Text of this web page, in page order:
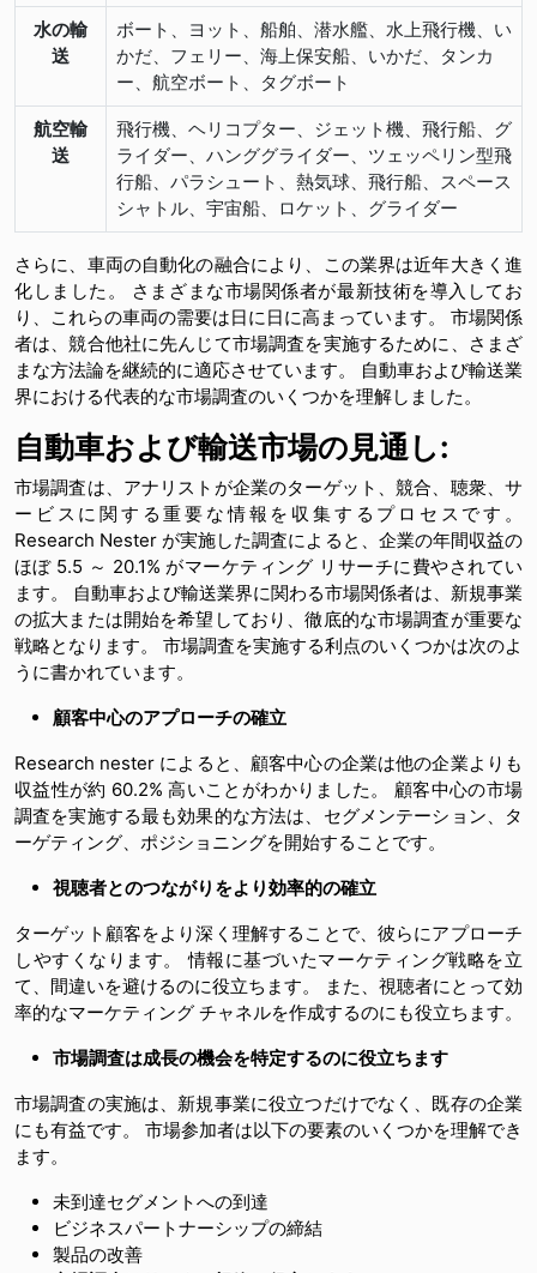
水の輸
送
ボート、ヨット、船舶、潜水艦、水上飛行機、い
かだ、フェリー、海上保安船、いかだ、タンカ
ー、航空ボート、タグボート
航空輸
送
飛行機、ヘリコプター、ジェット機、飛行船、グ
ライダー、ハンググライダー、ツェッペリン型飛
行船、パラシュート、熱気球、飛行船、スペース
シャトル、宇宙船、ロケット、グライダー
さらに、車両の自動化の融合により、この業界は近年大きく進
化しました。 さまざまな市場関係者が最新技術を導入してお
り、これらの車両の需要は日に日に高まっています。 市場関係
者は、競合他社に先んじて市場調査を実施するために、さまざ
まな方法論を継続的に適応させています。 自動車および輸送業
界における代表的な市場調査のいくつかを理解しました。
自動車および輸送市場の見通し:
市場調査は、アナリストが企業のターゲット、競合、聴衆、サ
ービスに関する重要な情報を収集するプロセスです。
Research Nester が実施した調査によると、企業の年間収益の
ほぼ 5.5 ～ 20.1% がマーケティング リサーチに費やされてい
ます。 自動車および輸送業界に関わる市場関係者は、新規事業
の拡大または開始を希望しており、徹底的な市場調査が重要な
戦略となります。 市場調査を実施する利点のいくつかは次のよ
うに書かれています。
顧客中心のアプローチの確立
Research nester によると、顧客中心の企業は他の企業よりも
収益性が約 60.2% 高いことがわかりました。 顧客中心の市場
調査を実施する最も効果的な方法は、セグメンテーション、タ
ーゲティング、ポジショニングを開始することです。
視聴者とのつながりをより効率的の確立
ターゲット顧客をより深く理解することで、彼らにアプローチ
しやすくなります。 情報に基づいたマーケティング戦略を立
て、間違いを避けるのに役立ちます。 また、視聴者にとって効
率的なマーケティング チャネルを作成するのにも役立ちます。
市場調査は成長の機会を特定するのに役立ちます
市場調査の実施は、新規事業に役立つだけでなく、既存の企業
にも有益です。 市場参加者は以下の要素のいくつかを理解でき
ます。
未到達セグメントへの到達
ビジネスパートナーシップの締結
製品の改善